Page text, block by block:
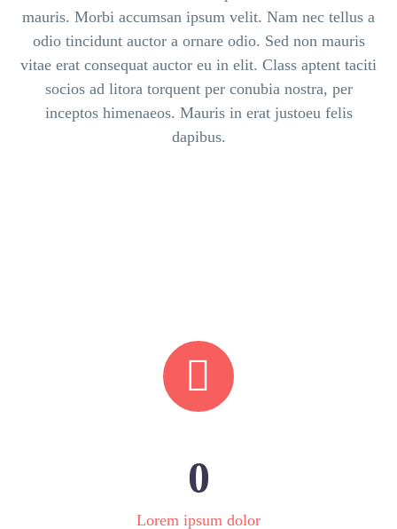
mauris. Morbi accumsan ipsum velit. Nam nec tellus a
odio tincidunt auctor a ornare odio. Sed non mauris
vitae erat consequat auctor eu in elit. Class aptent taciti
socios ad litora torquent per conubia nostra, per
inceptos himenaeos. Mauris in erat justoeu felis
dapibus.


0
Lorem ipsum dolor